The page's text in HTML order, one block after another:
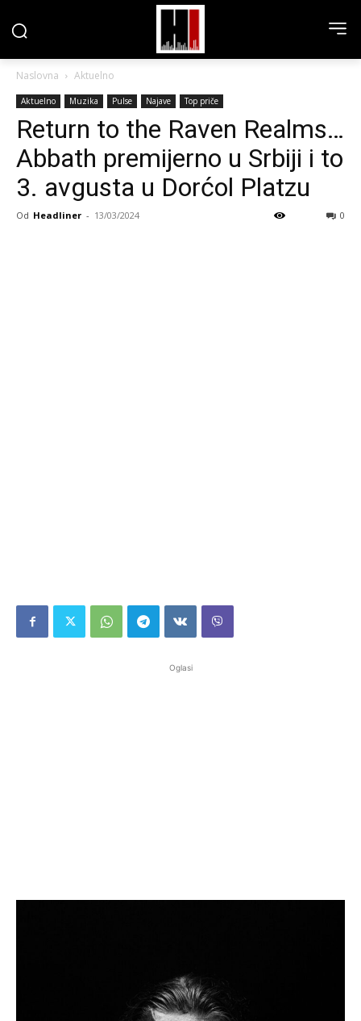
Naslovna Aktuelno
Aktuelno Muzika Pulse Najave Top priče
Return to the Raven Realms…
Abbath premijerno u Srbiji i to
3. avgusta u Dorćol Platzu
Od Headliner - 13/03/2024 0
Oglasi